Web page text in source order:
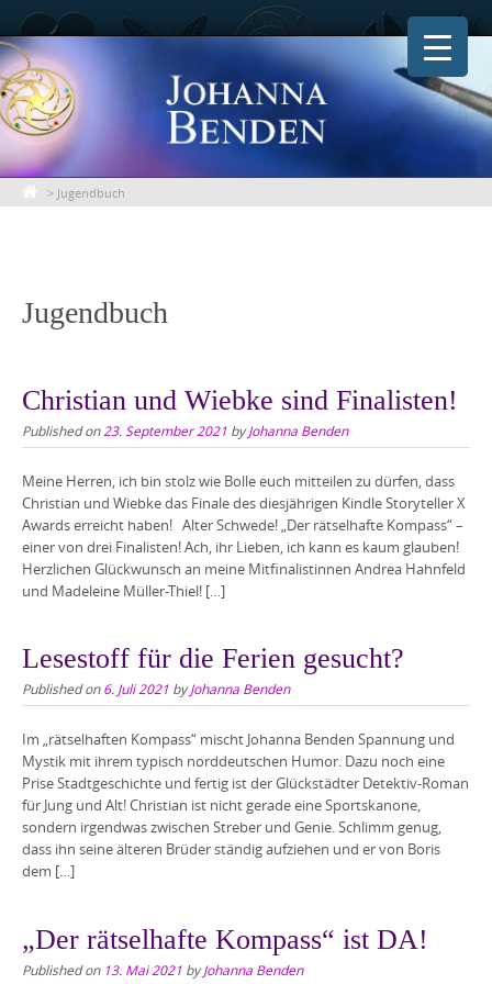
Skip
to
content
> Jugendbuch
Jugendbuch
Christian und Wiebke sind Finalisten!
Published on23. September 2021 byJohanna Benden
Meine Herren, ich bin stolz wie Bolle euch mitteilen zu dürfen, dass
Christian und Wiebke das Finale des diesjährigen Kindle Storyteller X
Awards erreicht haben! Alter Schwede! „Der rätselhafte Kompass“ –
einer von drei Finalisten! Ach, ihr Lieben, ich kann es kaum glauben!
Herzlichen Glückwunsch an meine Mitfinalistinnen Andrea Hahnfeld
und Madeleine Müller-Thiel! […]
Lesestoff für die Ferien gesucht?
Published on6. Juli 2021 byJohanna Benden
Im „rätselhaften Kompass“ mischt Johanna Benden Spannung und
Mystik mit ihrem typisch norddeutschen Humor. Dazu noch eine
Prise Stadtgeschichte und fertig ist der Glückstädter Detektiv-Roman
für Jung und Alt! Christian ist nicht gerade eine Sportskanone,
sondern irgendwas zwischen Streber und Genie. Schlimm genug,
dass ihn seine älteren Brüder ständig aufziehen und er von Boris
dem […]
„Der rätselhafte Kompass“ ist DA!
Published on 13. Mai 2021 byJohanna Benden